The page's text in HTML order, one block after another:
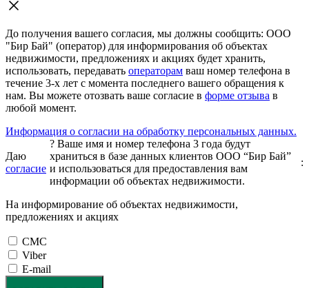
До получения вашего согласия, мы должны сообщить: ООО
"Бир Бай" (оператор) для информирования об объектах
недвижимости, предложениях и акциях будет хранить,
использовать, передавать операторам ваш номер телефона в
течение 3-х лет с момента последнего вашего обращения к
нам. Вы можете отозвать ваше согласие в форме отзыва в
любой момент.
Информация о согласии на обработку персональных данных.
Даю
согласие
? Ваше имя и номер телефона 3 года будут
храниться в базе данных клиентов ООО “Бир Бай”
и использоваться для предоставления вам
информации об объектах недвижимости.
:
На информирование об объектах недвижимости,
предложениях и акциях
СМС
Viber
E-mail